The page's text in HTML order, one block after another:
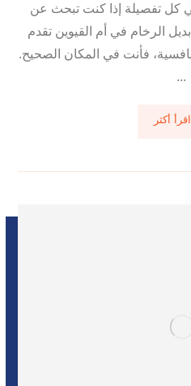
في كل تفصيلة إذا كنت تبحث عن
الرخام في أم القيوين تقدم
فأنت في المكان الصحيح.
...
اقرأ أكثر